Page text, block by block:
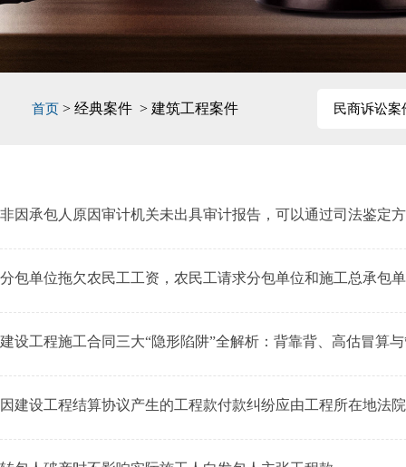
首页 > 经典案件 > 建筑工程案件 民商诉讼案
非因承包人原因审计机关未出具审计报告，可以通过司法鉴定
分包单位拖欠农民工工资，农民工请求分包单位和施工总承包
建设工程施工合同三大“隐形陷阱”全解析：背靠背、高估冒算
因建设工程结算协议产生的工程款付款纠纷应由工程所在地法